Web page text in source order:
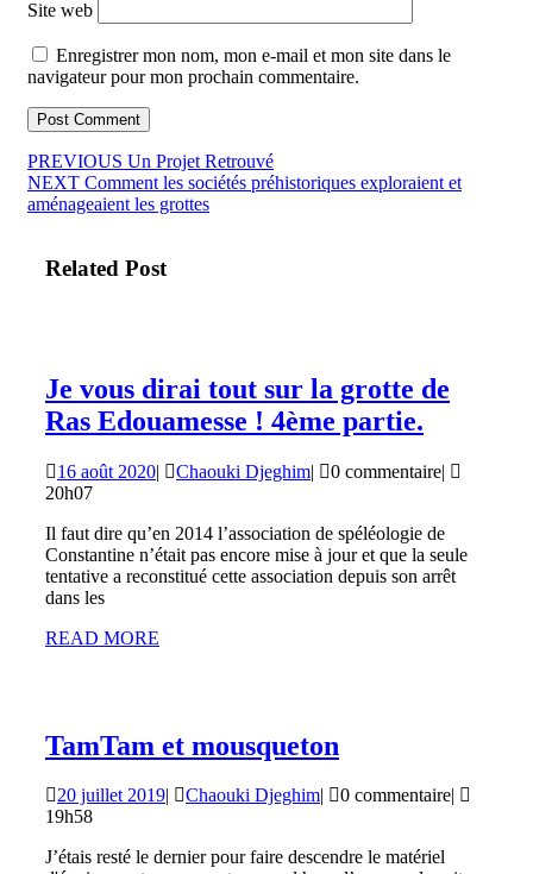
Site web
Enregistrer mon nom, mon e-mail et mon site dans le
navigateur pour mon prochain commentaire.
Navigation
de
PREVIOUS Article
précédent
:
Un Projet Retrouvé
NEXT Article
suivant
Comment les sociétés préhistoriques exploraient et
aménageaient les grottes
Related Post
Je vous dirai tout sur la grotte de
Ras Edouamesse ! 4ème partie.
dirai
sur
la
partie.
16 août 202016
| Chaouki DjeghimChaouki
| 0 commentaire|
20h07
Il faut dire qu’en 2014 l’association de spéléologie de
Constantine n’était pas encore mise à jour et que la seule
tentative a reconstitué cette association depuis son arrêt
dans les
READ MORE
TamTam et mousqueton
mousqueton
20 juillet 201920
| Chaouki DjeghimChaouki
| 0 commentaire|
19h58
J’étais resté le dernier pour faire descendre le matériel